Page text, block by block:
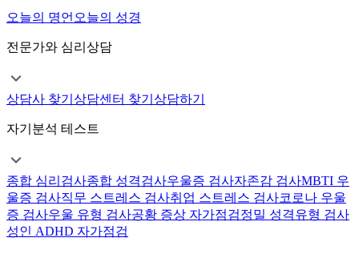
오늘의 명언 오늘의 성경
전문가와 심리상담
상담사 찾기 상담센터 찾기 상담하기
자기분석 테스트
종합 심리검사종합 성격검사우울증 검사자존감 검사MBTI 우
울증 검사직무 스트레스 검사취업 스트레스 검사코로나 우울
증 검사우울 유형 검사공황 증상 자가점검정밀 성격유형 검사
성인 ADHD 자가점검